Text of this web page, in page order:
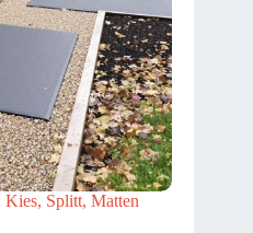
Kies, Splitt, Matten